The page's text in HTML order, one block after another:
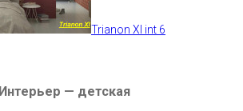
Trianon XI int 6
Интерьер — детская